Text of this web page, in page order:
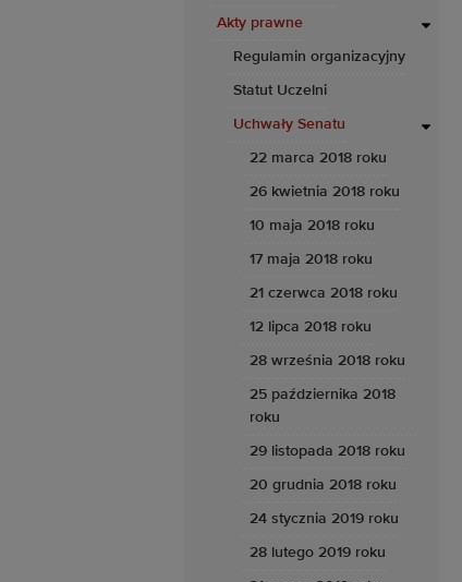
Akty prawne
Regulamin organizacyjny
Statut Uczelni
Uchwały Senatu
22 marca 2018 roku
26 kwietnia 2018 roku
10 maja 2018 roku
17 maja 2018 roku
21 czerwca 2018 roku
12 lipca 2018 roku
28 września 2018 roku
25 października 2018
roku
29 listopada 2018 roku
20 grudnia 2018 roku
24 stycznia 2019 roku
28 lutego 2019 roku